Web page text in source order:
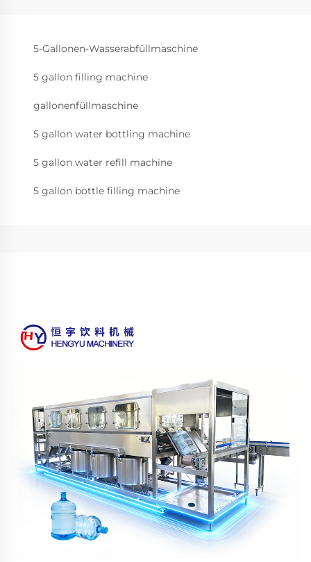
5-Gallonen-Wasserabfüllmaschine
5 gallon filling machine
gallonenfüllmaschine
5 gallon water bottling machine
5 gallon water refill machine
5 gallon bottle filling machine